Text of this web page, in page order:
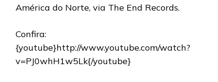
América do Norte, via The End Records.
Confira:
{youtube}http://www.youtube.com/watch?
v=PJ0whH1w5Lk{/youtube}